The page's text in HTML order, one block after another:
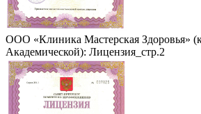
ООО «Клиника Мастерская Здоровья»
Академической): Лицензия_стр.2